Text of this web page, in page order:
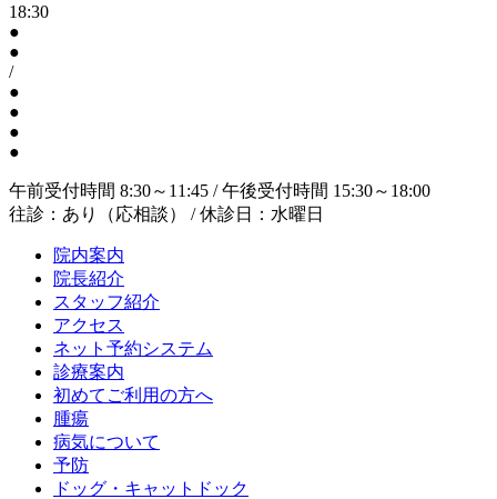
18:30
●
●
/
●
●
●
●
午前受付時間 8:30～11:45 / 午後受付時間 15:30～18:00
往診：あり（応相談） / 休診日：水曜日
院内案内
院長紹介
スタッフ紹介
アクセス
ネット予約システム
診療案内
初めてご利用の方へ
腫瘍
病気について
予防
ドッグ・キャットドック